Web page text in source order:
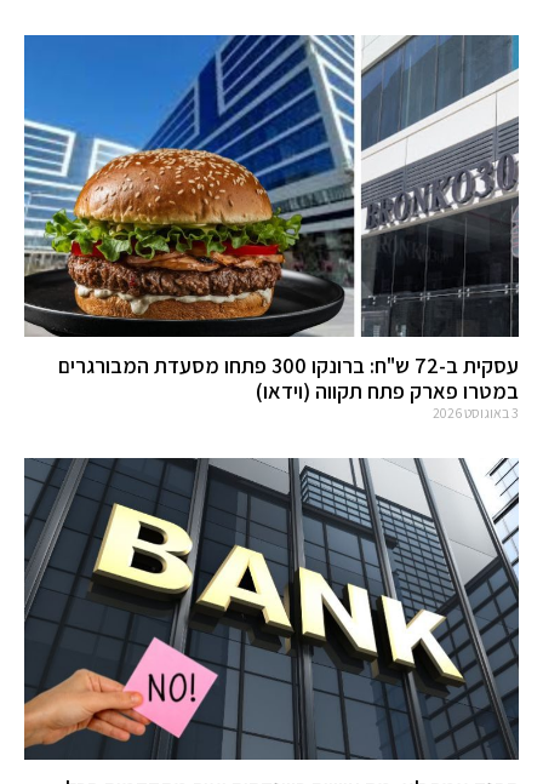
עסקית ב-72 ש"ח: ברונקו 300 פתחו מסעדת המבורגרים
במטרו פארק פתח תקווה (וידאו)
3 באוגוסט 2026